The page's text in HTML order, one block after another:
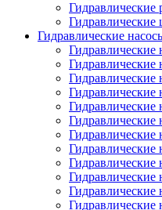
Гидравлические
Гидравлические
Гидравлические
Гидравлические